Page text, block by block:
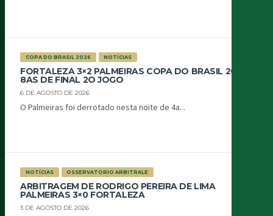
COPA DO BRASIL 2026 NOTÍCIAS
FORTALEZA 3×2 PALMEIRAS COPA DO BRASIL 2026
8AS DE FINAL 2O JOGO
6 DE AGOSTO DE 2026
O Palmeiras foi derrotado nesta noite de 4a...
NOTÍCIAS OSSERVATORIO ARBITRALE
ARBITRAGEM DE RODRIGO PEREIRA DE LIMA
PALMEIRAS 3×0 FORTALEZA
3 DE AGOSTO DE 2026